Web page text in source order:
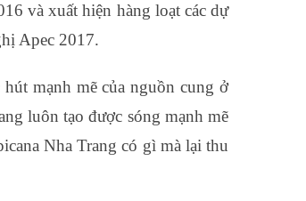
và xuất hiện hàng loạt các dự
Apec 2017.
mạnh mẽ của nguồn cung ở
luôn tạo được sóng mạnh mẽ
Nha Trang có gì mà lại thu